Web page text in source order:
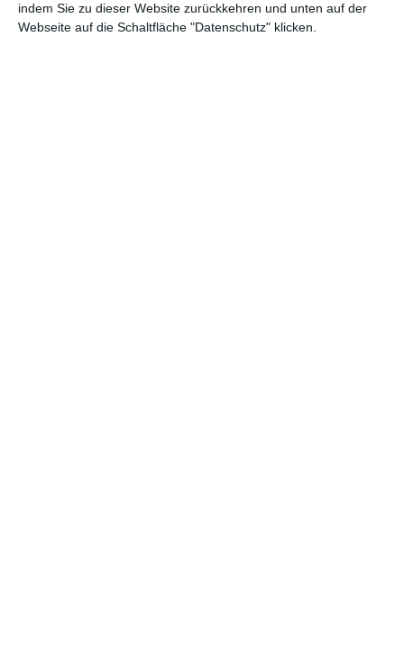
indem Sie zu dieser Website zurückkehren und unten auf der
Webseite auf die Schaltfläche "Datenschutz" klicken.
(Anzeige)